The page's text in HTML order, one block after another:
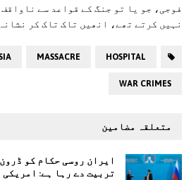
فوجی، جو یا تو جنگ کے قواعد سے
نہیں کرتے تھے، انھیں تاک تاک کر
HOSPITAL
MASSACRE
WAR CRIMES
متعلقہ مضامین
ایران روسی حکام کو
تربیت دے رہا ہے: امریکی